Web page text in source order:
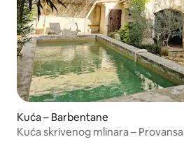
Kuća – Barbentane
Kuća skrivenog mlinara – Provansa